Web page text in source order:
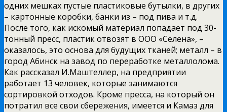
одних мешках пустые пластиковые бутылки, в других
– картонные коробки, банки из – под пива и т.д.
После того, как искомый материал попадает под 30-
тонный пресс, пластик отвозят в ООО «Селена», –
оказалось, это основа для будущих тканей; металл – в
город Абинск на завод по переработке металлолома.
Как рассказал И.Маштеллер, на предприятии
работает 13 человек, которые занимаются
сортировкой отходов. Кроме пресса, на который он
потратил все свои сбережения, имеется и Камаз для